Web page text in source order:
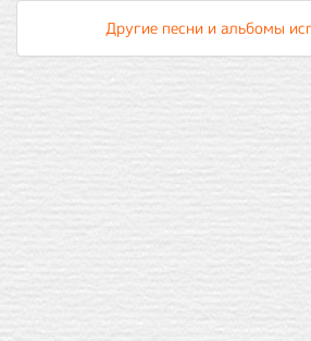
Другие песни и альбомы